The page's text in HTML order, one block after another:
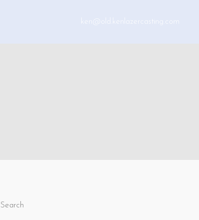
ken@old.kenlazercasting.com
Search